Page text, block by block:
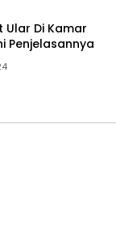
Ular Di Kamar
Penjelasannya